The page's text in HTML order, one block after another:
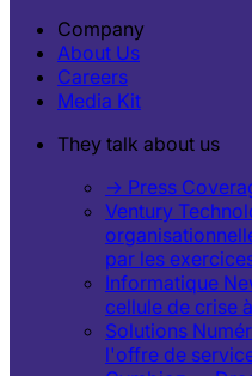
Company
About Us
Careers
Media Kit
They talk about us
→ Press
Ventury
par les
Informatique
cellule de crise
Solutions
l'offre de